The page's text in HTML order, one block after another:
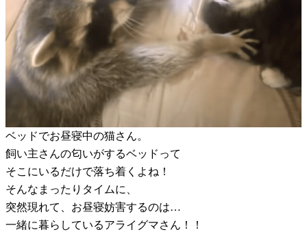
ベッドでお昼寝中の猫さん。
飼い主さんの匂いがするベッドって
そこにいるだけで落ち着くよね！
そんなまったりタイムに、
突然現れて、お昼寝妨害するのは…
一緒に暮らしているアライグマさん！！